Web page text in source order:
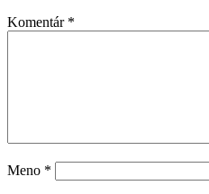
Komentár *
Meno *